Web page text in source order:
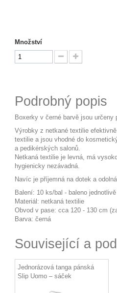
Množství
Podrobný popis
Boxerky v černé barvě jsou určeny
Výrobky z netkané textilie
textilie a jsou vhodné do
a pedikérských salonů.
Netkaná textilie je levná, má
hygienicky nezávadná.
Navíc je příjemná na dotek a
Balení: 10 ks/bal - baleno
Materiál: netkaná textilie
Obvod v pase: cca 120 - 130 cm
Barva: černá
Související a
Jednorázová tanga pánská
Slip Uomo – sáček